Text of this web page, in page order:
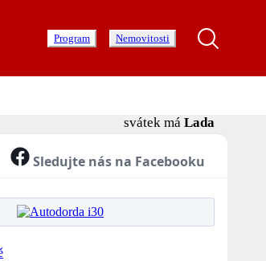
Program Nemovitosti
svátek má Lada
Sledujte nás na Facebooku